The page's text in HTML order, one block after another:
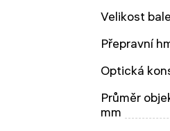
Velikost
Přepravní
Optická
Průměr
mm